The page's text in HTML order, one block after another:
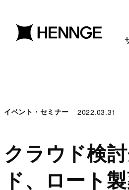
イベント・セミナー 2022.03.31
クラウド検
ド、ロート